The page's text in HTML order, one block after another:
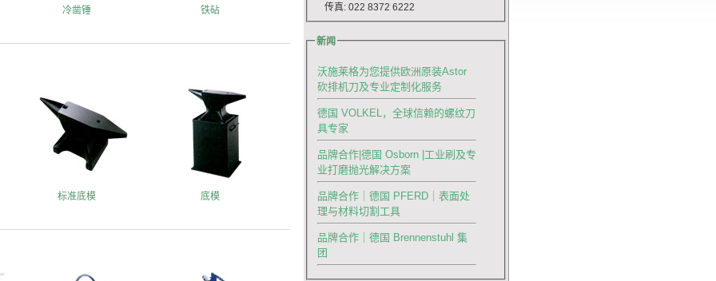
冷凿锤 铁砧
标准底模 底模
传真: 022 8372 6222
新闻
沃施莱格为您提供欧洲原装Astor
砍排机刀及专业定制化服务
德国 VOLKEL，全球信赖的螺纹刀
具专家
品牌合作|德国 Osborn |工业刷及专
业打磨抛光解决方案
品牌合作｜德国 PFERD｜表面处
理与材料切割工具
品牌合作｜德国 Brennenstuhl 集
团